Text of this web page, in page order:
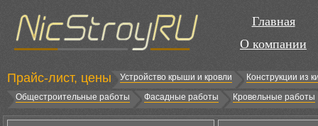
Главная
О компании
Прайс-лист, цены Устройство крыши и кровли
Конструкции из
Общестроительные работы
Фасадные работы Кровельные работы